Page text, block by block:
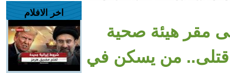
مقر هيئة صحية
سكني في بيروت يوقع 7 قتلى.. من يسكن في
اخر الافلام